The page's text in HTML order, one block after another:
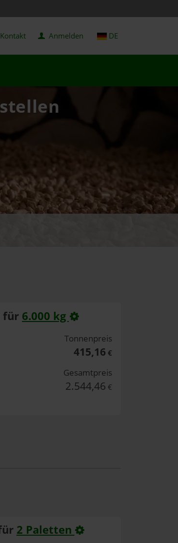
Anmelden DE
für 6.000 kg
Tonnenpreis
415,16 €
Gesamtpreis
2.544,46 €
2 Paletten